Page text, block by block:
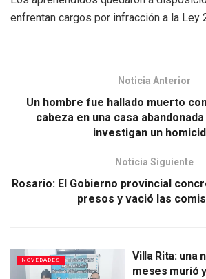
enfrentan cargos por infracción a la Ley
Noticia Anterior
Un hombre fue hallado muerto
cabeza en una casa
investigan un
Noticia Siguiente
Rosario: El Gobierno provincial
presos y vació las
NOVEDADES
Villa Rita: una
meses murió